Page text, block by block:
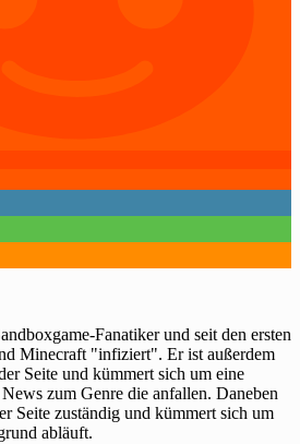
Fanatiker und seit den ersten
Minecraft "infiziert". Er ist außerdem
Seite und kümmert sich um eine
zum Genre die anfallen. Daneben
Seite zuständig und kümmert sich um
abläuft.